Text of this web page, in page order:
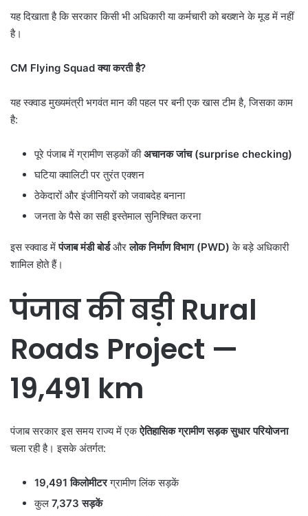
यह दिखाता है कि सरकार किसी भी अधिकारी या कर्मचारी को बख्शने के मूड में नहीं
है।
CM Flying Squadक्या करती है?
यह स्क्वाड मुख्यमंत्री भगवंत मान की पहल पर बनी एक खास टीम है, जिसका काम
है:
पूरे पंजाब में ग्रामीण सड़कों कीअचानक जांच (surprise checking)
घटिया क्वालिटी पर तुरंत एक्शन
ठेकेदारों और इंजीनियरों को जवाबदेह बनाना
जनता के पैसे का सही इस्तेमाल सुनिश्चित करना
इस स्क्वाड मेंपंजाब मंडी बोर्डऔरलोक निर्माण विभाग (PWD) के बड़े अधिकारी
शामिल होते हैं।
पंजाब की बड़ी Rural
Roads Project —
19,491 km
पंजाब सरकार इस समय राज्य में एकऐतिहासिक ग्रामीण सड़क सुधार परियोजना
चला रही है। इसके अंतर्गत:
19,491किलोमीटरग्रामीण लिंक सड़कें
कुल 7,373सड़कें